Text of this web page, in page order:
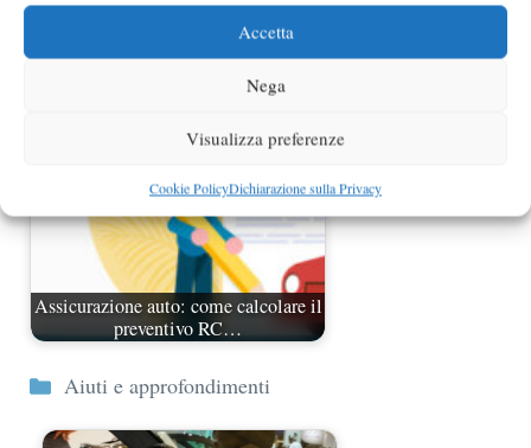
Accetta
Nega
Visualizza preferenze
Cookie PolicyDichiarazione sulla Privacy
Evitare gli incidenti lievi, ecco come
Assicurazione auto: come calcolare il
preventivo RC…
Categorie
Aiuti e approfondimenti